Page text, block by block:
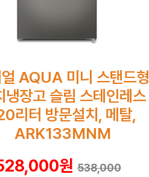
AQUA 미니 스탠드형
냉장고 슬림 스테인레스
리터 방문설치, 메탈,
ARK133MNM
원538,000